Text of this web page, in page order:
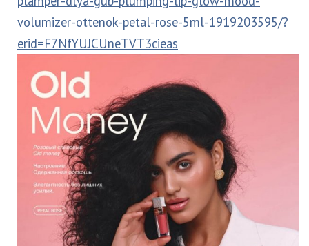
volumizer-ottenok-petal-rose-5ml-1919203595/?
erid=F7NfYUJCUneTVT3cieas